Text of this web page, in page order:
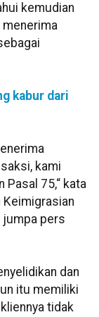
kemudian
menerima
kabur dari
kami
Pasal 75,“ kata
Keimigrasian
jumpa pers
dan
itu memiliki
tidak